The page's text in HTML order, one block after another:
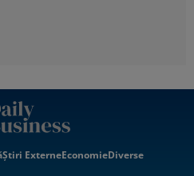
Știri ExterneEconomieDiverse